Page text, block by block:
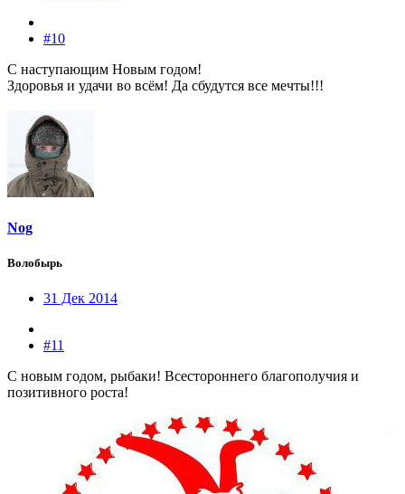
#10
С наступающим Новым годом!
Здоровья и удачи во всём! Да сбудутся все мечты!!!
Nog
Волобырь
31 Дек 2014
#11
С новым годом, рыбаки! Всестороннего благополучия и
позитивного роста!